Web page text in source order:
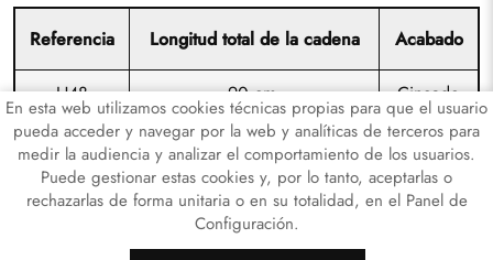
Referencia Longitud total de la cadena Acabado
H48 90 cm. Cincado
En esta web utilizamos cookies técnicas propias para que el usuario
pueda acceder y navegar por la web y analíticas de terceros para
medir la audiencia y analizar el comportamiento de los usuarios.
Puede gestionar estas cookies y, por lo tanto, aceptarlas o
rechazarlas de forma unitaria o en su totalidad, en el Panel de
Configuración.
ARTICULOS LATÓN ARTICULOS DE